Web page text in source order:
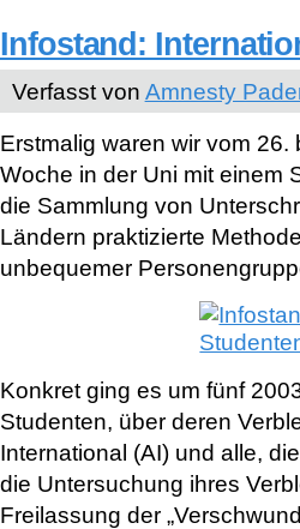
Infostand:
Verfasst von Amnesty
Erstmalig waren wir vom
Woche in der Uni mit einem
die Sammlung von
Ländern praktizierte
unbequemer
Konkret ging es um fünf
Studenten, über deren
International (AI) und alle,
die Untersuchung ihres
Freilassung der